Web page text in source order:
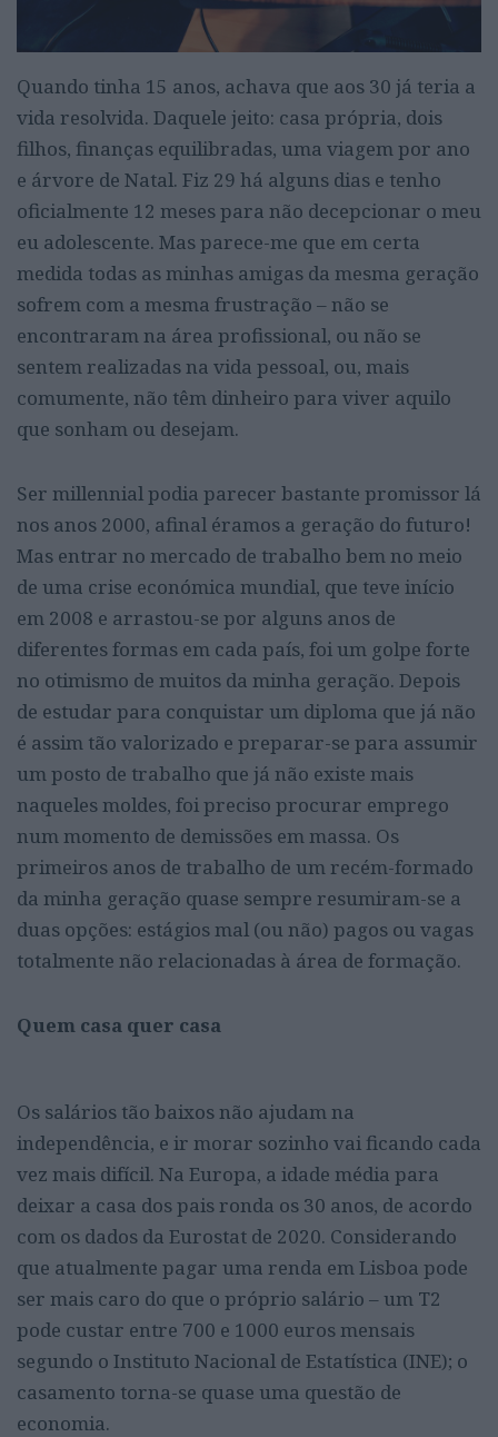
Quando tinha 15 anos, achava que aos 30 já teria a
vida resolvida. Daquele jeito: casa própria, dois
filhos, finanças equilibradas, uma viagem por ano
e árvore de Natal. Fiz 29 há alguns dias e tenho
oficialmente 12 meses para não decepcionar o meu
eu adolescente. Mas parece-me que em certa
medida todas as minhas amigas da mesma geração
sofrem com a mesma frustração – não se
encontraram na área profissional, ou não se
sentem realizadas na vida pessoal, ou, mais
comumente, não têm dinheiro para viver aquilo
que sonham ou desejam.
Ser millennial podia parecer bastante promissor lá
nos anos 2000, afinal éramos a geração do futuro!
Mas entrar no mercado de trabalho bem no meio
de uma crise económica mundial, que teve início
em 2008 e arrastou-se por alguns anos de
diferentes formas em cada país, foi um golpe forte
no otimismo de muitos da minha geração. Depois
de estudar para conquistar um diploma que já não
é assim tão valorizado e preparar-se para assumir
um posto de trabalho que já não existe mais
naqueles moldes, foi preciso procurar emprego
num momento de demissões em massa. Os
primeiros anos de trabalho de um recém-formado
da minha geração quase sempre resumiram-se a
duas opções: estágios mal (ou não) pagos ou vagas
totalmente não relacionadas à área de formação.
Quem casa quer casa
Os salários tão baixos não ajudam na
independência, e ir morar sozinho vai ficando cada
vez mais difícil. Na Europa, a idade média para
deixar a casa dos pais ronda os 30 anos, de acordo
com os dados da Eurostat de 2020. Considerando
que atualmente pagar uma renda em Lisboa pode
ser mais caro do que o próprio salário – um T2
pode custar entre 700 e 1000 euros mensais
segundo o Instituto Nacional de Estatística (INE); o
casamento torna-se quase uma questão de
economia.